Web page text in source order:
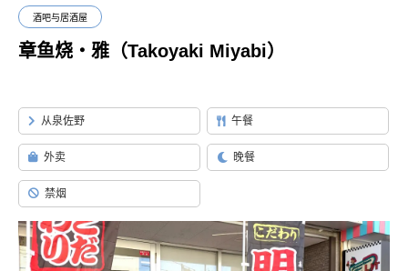
酒吧与居酒屋
章鱼烧・雅（Takoyaki Miyabi）
从泉佐野 午餐
外卖 晚餐
禁烟